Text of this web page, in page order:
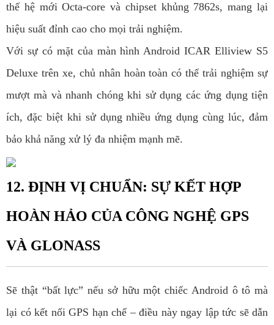
thế hệ mới Octa-core và chipset khủng 7862s, mang lại
hiệu suất đỉnh cao cho mọi trải nghiệm.
Với sự có mặt của màn hình Android ICAR Elliview S5
Deluxe trên xe, chủ nhân hoàn toàn có thể trải nghiệm sự
mượt mà và nhanh chóng khi sử dụng các ứng dụng tiện
ích, đặc biệt khi sử dụng nhiều ứng dụng cùng lúc, đảm
bảo khả năng xử lý đa nhiệm mạnh mẽ.
12. ĐỊNH VỊ CHUẨN: SỰ KẾT HỢP
HOÀN HẢO CỦA CÔNG NGHỆ GPS
VÀ GLONASS
Sẽ thật “bất lực” nếu sở hữu một chiếc Android ô tô mà
lại có kết nối GPS hạn chế – điều này ngay lập tức sẽ dẫn